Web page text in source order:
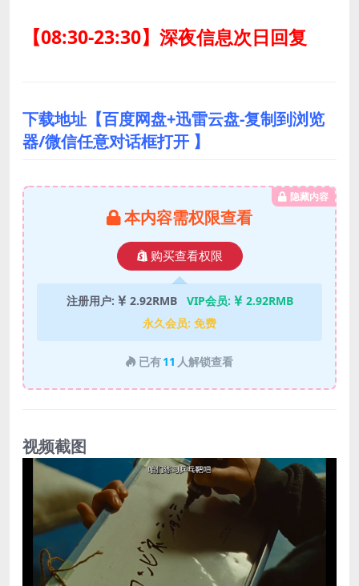
【08:30-23:30】深夜信息次日回复
下载地址【百度网盘+迅雷云盘-复制到浏览
器/微信任意对话框打开 】
隐藏内容
本内容需权限查看
购买查看权限
注册用户: 2.92RMB VIP会员:
2.92RMB
永久会员: 免费
已有11 人解锁查看
视频截图